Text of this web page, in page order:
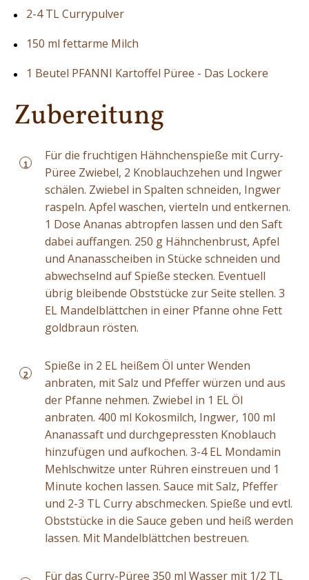
2-4 TL Currypulver
150 ml fettarme Milch
1 Beutel PFANNI Kartoffel Püree - Das Lockere
Zubereitung
1
Für die fruchtigen Hähnchenspieße mit Curry-
Püree Zwiebel, 2 Knoblauchzehen und Ingwer
schälen. Zwiebel in Spalten schneiden, Ingwer
raspeln. Apfel waschen, vierteln und entkernen.
1 Dose Ananas abtropfen lassen und den Saft
dabei auffangen. 250 g Hähnchenbrust, Apfel
und Ananasscheiben in Stücke schneiden und
abwechselnd auf Spieße stecken. Eventuell
übrig bleibende Obststücke zur Seite stellen. 3
EL Mandelblättchen in einer Pfanne ohne Fett
goldbraun rösten.
2
Spieße in 2 EL heißem Öl unter Wenden
anbraten, mit Salz und Pfeffer würzen und aus
der Pfanne nehmen. Zwiebel in 1 EL Öl
anbraten. 400 ml Kokosmilch, Ingwer, 100 ml
Ananassaft und durchgepressten Knoblauch
hinzufügen und aufkochen. 3-4 EL Mondamin
Mehlschwitze unter Rühren einstreuen und 1
Minute kochen lassen. Sauce mit Salz, Pfeffer
und 2-3 TL Curry abschmecken. Spieße und evtl.
Obststücke in die Sauce geben und heiß werden
lassen. Mit Mandelblättchen bestreuen.
Für das Curry-Püree 350 ml Wasser mit 1/2 TL